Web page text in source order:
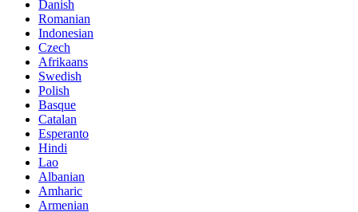
Danish
Romanian
Indonesian
Czech
Afrikaans
Swedish
Polish
Basque
Catalan
Esperanto
Hindi
Lao
Albanian
Amharic
Armenian